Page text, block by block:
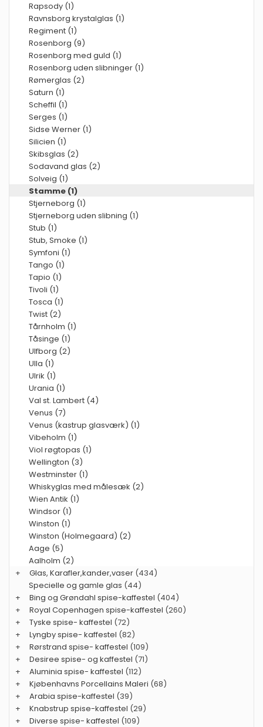
Rapsody (1)
Ravnsborg krystalglas (1)
Regiment (1)
Rosenborg (9)
Rosenborg med guld (1)
Rosenborg uden slibninger (1)
Rømerglas (2)
Saturn (1)
Scheffil (1)
Serges (1)
Sidse Werner (1)
Silicien (1)
Skibsglas (2)
Sodavand glas (2)
Solveig (1)
Stamme (1)
Stjerneborg (1)
Stjerneborg uden slibning (1)
Stub (1)
Stub, Smoke (1)
Symfoni (1)
Tango (1)
Tapio (1)
Tivoli (1)
Tosca (1)
Twist (2)
Tårnholm (1)
Tåsinge (1)
Ulfborg (2)
Ulla (1)
Ulrik (1)
Urania (1)
Val st. Lambert (4)
Venus (7)
Venus (kastrup glasværk) (1)
Vibeholm (1)
Viol røgtopas (1)
Wellington (3)
Westminster (1)
Whiskyglas med målesæk (2)
Wien Antik (1)
Windsor (1)
Winston (1)
Winston (Holmegaard) (2)
Aage (5)
Aalholm (2)
+
Glas, Karafler,kander,vaser (434)
Specielle og gamle glas (44)
+
Bing og Grøndahl spise-kaffestel (404)
+
Royal Copenhagen spise-kaffestel (260)
+
Tyske spise- kaffestel (72)
+
Lyngby spise- kaffestel (82)
+
Rørstrand spise- kaffestel (109)
+
Desiree spise- og kaffestel (71)
+
Aluminia spise- kaffestel (112)
+
Kjøbenhavns Porcellains Maleri (68)
+
Arabia spise-kaffestel (39)
+
Knabstrup spise-kaffestel (29)
+
Diverse spise- kaffestel (109)